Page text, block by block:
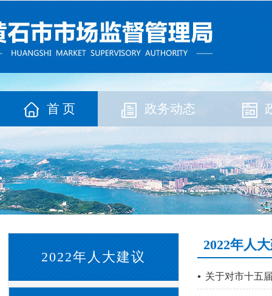
首 页 政务动态
2022年人大建议
2022年人
关于对市十五